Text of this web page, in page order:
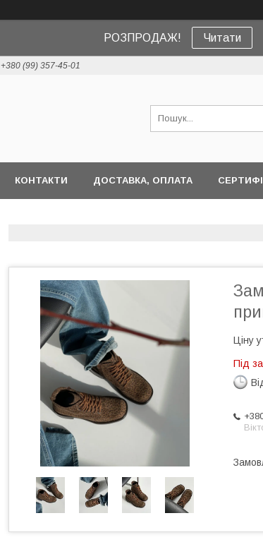
РОЗПРОДАЖ! Читати
+380 (99) 357-45-01
КОНТАКТИ ДОСТАВКА, ОПЛАТА
Ціну
Під